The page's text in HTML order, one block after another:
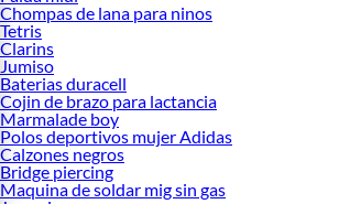
Chompas de lana para ninos
Tetris
Clarins
Jumiso
Baterias duracell
Cojin de brazo para lactancia
Marmalade boy
Polos deportivos mujer Adidas
Calzones negros
Bridge piercing
Maquina de soldar mig sin gas